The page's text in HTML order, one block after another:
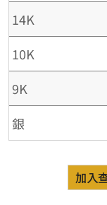
產品查
14K
10K
9K
銀
加入